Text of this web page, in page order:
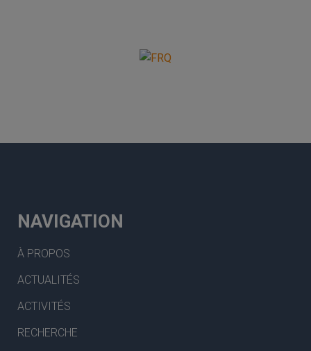
NAVIGATION
À PROPOS
ACTUALITÉS
ACTIVITÉS
RECHERCHE